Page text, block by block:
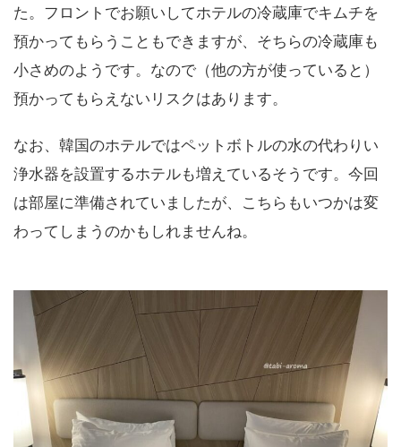
た。フロントでお願いしてホテルの冷蔵庫でキムチを
預かってもらうこともできますが、そちらの冷蔵庫も
小さめのようです。なので（他の方が使っていると）
預かってもらえないリスクはあります。
なお、韓国のホテルではペットボトルの水の代わりい
浄水器を設置するホテルも増えているそうです。今回
は部屋に準備されていましたが、こちらもいつかは変
わってしまうのかもしれませんね。